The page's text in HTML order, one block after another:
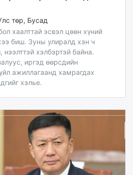
төр, Бусад
хаалттай эсвэл цөөн хүний
биш. Зуны улиралд хэн ч
хэлбэртэй байна.
иргэд өөрсдийн
ажиллагаанд хамрагдах
хэлье.